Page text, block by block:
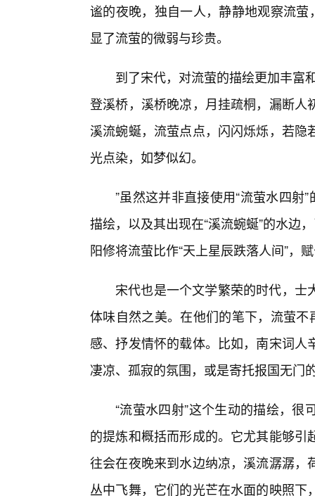
谧的夜晚，独自一人，静静地观察流
显了流萤的微弱与珍贵。
到了宋代，对流萤的描绘更加丰富
登溪桥，溪桥晚凉，月挂疏桐，漏断
溪流蜿蜒，流萤点点，闪闪烁烁，若
光点染，如梦似幻。
”虽然这并非直接使用“流萤水四射
描绘，以及其出现在“溪流蜿蜒”的水边
阳修将流萤比作“天上星辰跌落人间”，
宋代也是一个文学繁荣的时代，士
体味自然之美。在他们的笔下，流萤
感、抒发情怀的载体。比如，南宋词
凄凉、孤寂的氛围，或是寄托报国无门
“流萤水四射”这个生动的描绘，
的提炼和概括而形成的。它尤其能够
往会在夜晚来到水边纳凉，溪流潺潺
丛中飞舞，它们的光芒在水面的映照